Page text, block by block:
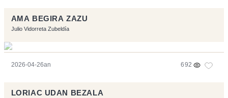
AMA BEGIRA ZAZU
Julio Vidorreta Zubeldía
2026-04-26an 692
LORIAC UDAN BEZALA